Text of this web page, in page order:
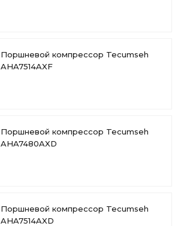
Поршневой компрессор Tecumseh
AHA7514AXF
Поршневой компрессор Tecumseh
AHA7480AXD
Поршневой компрессор Tecumseh
AHA7514AXD